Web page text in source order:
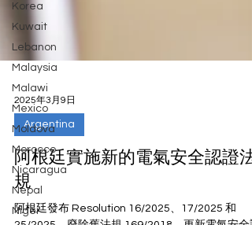
Korea
Kuwait
Lebanon
Malaysia
Malawi
Mexico
Moldova
Morocco
Nicaragua
Nepal
Niger
2025年3月9日
Argentina
阿根廷實施新的電氣安全認證法
規